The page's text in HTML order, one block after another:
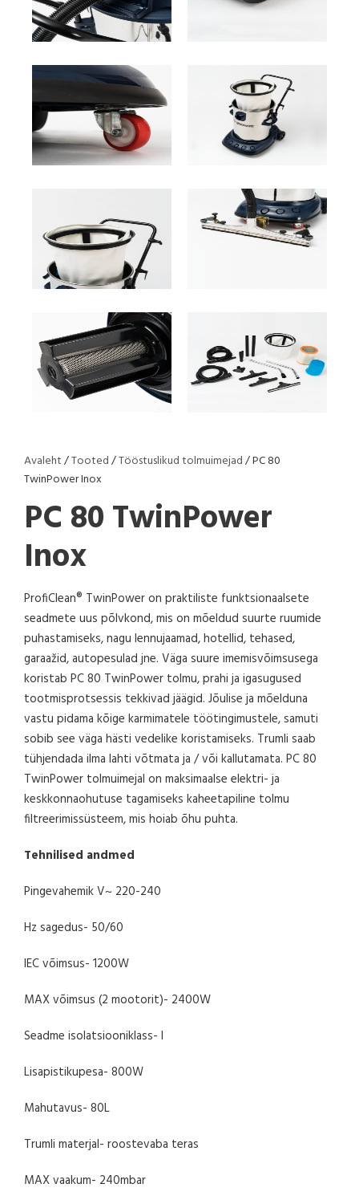
Avaleht/Tooted/Tööstuslikud tolmuimejad/ PC 80
TwinPower Inox
PC 80 TwinPower
Inox
ProfiClean® TwinPower on praktiliste funktsionaalsete
seadmete uus põlvkond, mis on mõeldud suurte ruumide
puhastamiseks, nagu lennujaamad, hotellid, tehased,
garaažid, autopesulad jne. Väga suure imemisvõimsusega
koristab PC 80 TwinPower tolmu, prahi ja igasugused
tootmisprotsessis tekkivad jäägid. Jõulise ja mõelduna
vastu pidama kõige karmimatele töötingimustele, samuti
sobib see väga hästi vedelike koristamiseks. Trumli saab
tühjendada ilma lahti võtmata ja / või kallutamata. PC 80
TwinPower tolmuimejal on maksimaalse elektri- ja
keskkonnaohutuse tagamiseks kaheetapiline tolmu
filtreerimissüsteem, mis hoiab õhu puhta.
Tehnilised andmed
Pingevahemik V~ 220-240
Hz sagedus- 50/60
IEC võimsus- 1200W
MAX võimsus (2 mootorit)- 2400W
Seadme isolatsiooniklass- I
Lisapistikupesa- 800W
Mahutavus- 80L
Trumli materjal- roostevaba teras
MAX vaakum- 240mbar